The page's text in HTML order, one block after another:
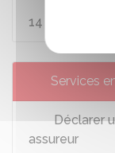
14
Services
Déclarer
assureur